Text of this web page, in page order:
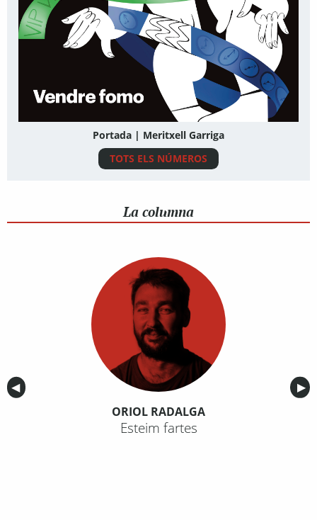
Portada | Meritxell Garriga
TOTS ELS NÚMEROS
La columna
Anterior
◀︎ ▶︎
ORIOL RADALGA
Esteim fartes